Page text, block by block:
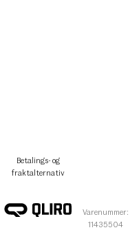
Betalings- og
fraktalternativ
Varenummer:
11435504